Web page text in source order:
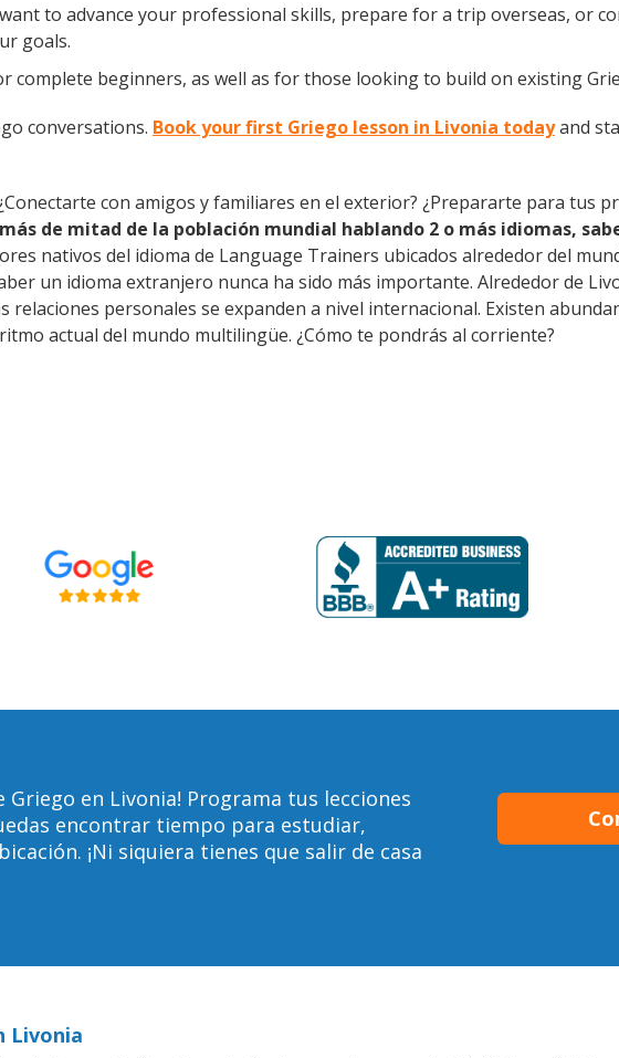
to advance your professional skills, prepare for a trip overseas, or
goals.
complete beginners, as well as for those looking to build on existing
conversations. Book your first Griego lesson in Livonia todayand
con amigos y familiares en el exterior? ¿Prepararte para tus
de mitad de la población mundial hablando 2 o más idiomas,
nativos del idioma de Language Trainers ubicados alrededor del
un idioma extranjero nunca ha sido más importante. Alrededor de
relaciones personales se expanden a nivel internacional. Existen
actual del mundo multilingüe. ¿Cómo te pondrás al corriente?
Griego en Livonia! Programa tus lecciones
encontrar tiempo para estudiar,
¡Ni siquiera tienes que salir de casa
Livonia